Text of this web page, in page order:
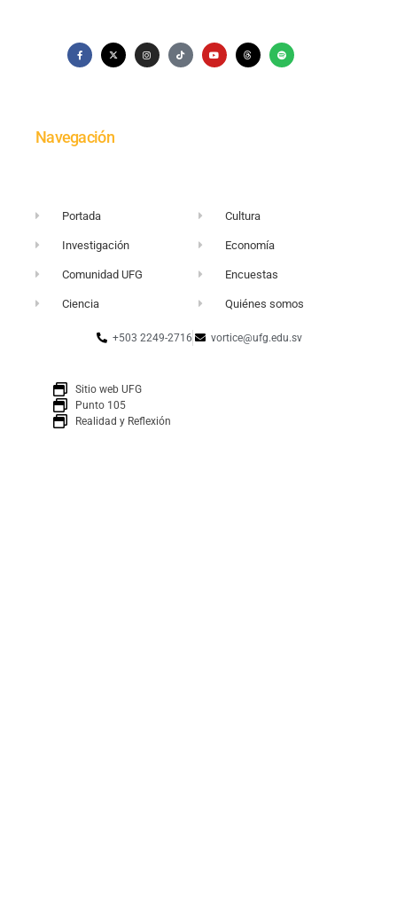
Navegación
Portada
Investigación
Comunidad UFG
Ciencia
Cultura
Economía
Encuestas
Quiénes somos
+503 2249-2716 vortice@ufg.edu.sv
Sitio web UFG
Punto 105
Realidad y Reflexión